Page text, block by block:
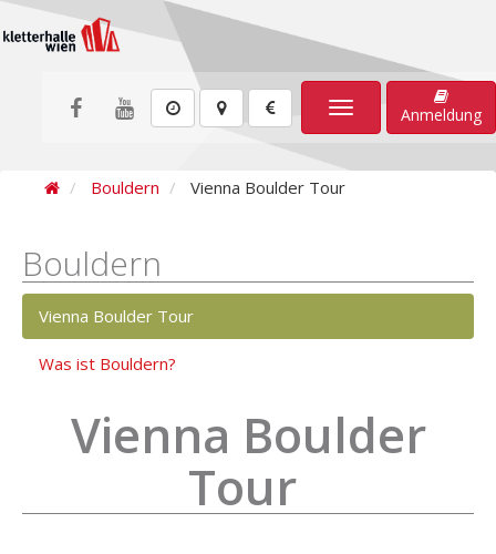
Toggle
navigation
Anmeldung
Bouldern Vienna Boulder Tour
Bouldern
Vienna Boulder Tour
Was ist Bouldern?
Vienna Boulder
Tour